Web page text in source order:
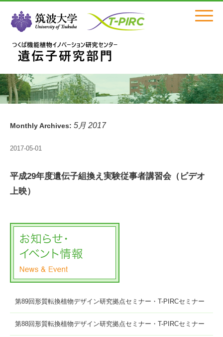
Click
Monthly Archives: 5月 2017
2017-05-01
平成29年度遺伝子組換え実験従事者講習会（ビデオ
上映）
第89回形質転換植物デザイン研究拠点セミナー・T-PIRCセミナー
第88回形質転換植物デザイン研究拠点セミナー・T-PIRCセミナー